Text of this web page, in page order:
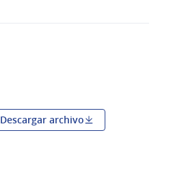
Descargar archivo